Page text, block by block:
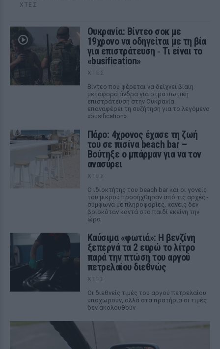
ΧΤΕΣ
Ουκρανία: Βίντεο σοκ με
19χρονο να οδηγείται με τη βία
για επιστράτευση ‑ Τι είναι το
«busification»
ΧΤΕΣ
Βίντεο που φέρεται να δείχνει βίαιη
μεταφορά άνδρα για στρατιωτική
επιστράτευση στην Ουκρανία
επαναφέρει τη συζήτηση για το λεγόμενο
«busification».
Πάρο: 4χρονος έχασε τη ζωή
του σε πισίνα beach bar –
Βούτηξε ο μπάρμαν για να τον
ανασύρει
ΧΤΕΣ
Ο ιδιοκτήτης του beach bar και οι γονείς
του μικρού προσήχθησαν από τις αρχές -
σύμφωνα με πληροφορίες, κανείς δεν
βρισκόταν κοντά στο παιδί εκείνη την
ώρα
Καύσιμα «φωτιά»: Η βενζίνη
ξεπερνά τα 2 ευρώ το λίτρο
παρά την πτώση του αργού
πετρελαίου διεθνώς
ΧΤΕΣ
Οι διεθνείς τιμές του αργού πετρελαίου
υποχωρούν, αλλά στα πρατήρια οι τιμές
δεν ακολουθούν